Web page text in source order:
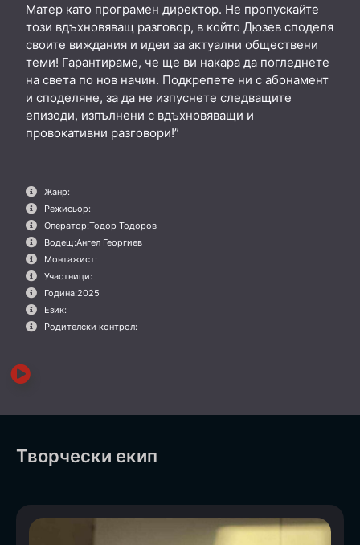
Матер като програмен директор. Не пропускайте
този вдъхновяващ разговор, в който Дюзев споделя
своите виждания и идеи за актуални обществени
теми! Гарантираме, че ще ви накара да погледнете
на света по нов начин. Подкрепете ни с абонамент
и споделяне, за да не изпуснете следващите
епизоди, изпълнени с вдъхновяващи и
провокативни разговори!”
Жанр:
Режисьор:
Оператор:Тодор Тодоров
Водещ:Ангел Георгиев
Монтажист:
Участници:
Година:2025
Език:
Родителски контрол:
Творчески екип